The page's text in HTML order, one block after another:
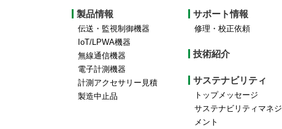
Footer
top
menu
製品情報
伝送・監視制御機器
IoT/LPWA機器
無線通信機器
電子計測機器
計測アクセサリー見積
製造中止品
サポート情報
修理・校正依頼
技術紹介
サステナビリティ
トップメッセージ
サステナビリティマネジ
メント